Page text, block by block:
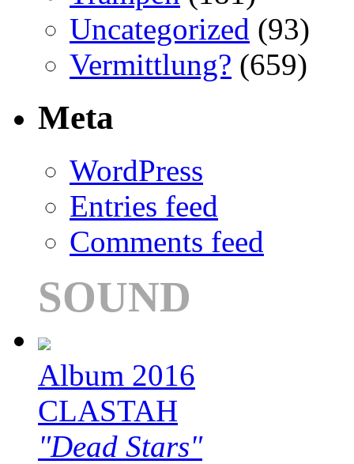
Uncategorized (93)
Vermittlung? (659)
Meta
WordPress
Entries feed
Comments feed
SOUND
Album 2016
CLASTAH
"Dead Stars"